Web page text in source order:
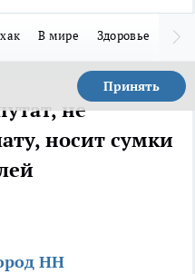
В мире Здоровье
Принять
не
носит сумки
НН